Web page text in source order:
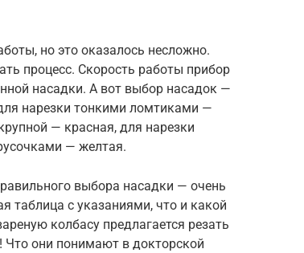
но это оказалось несложно.
процесс. Скорость работы прибор
насадки. А вот выбор насадок —
нарезки тонкими ломтиками —
— красная, для нарезки
— желтая.
выбора насадки — очень
таблица с указаниями, что и какой
колбасу предлагается резать
они понимают в докторской